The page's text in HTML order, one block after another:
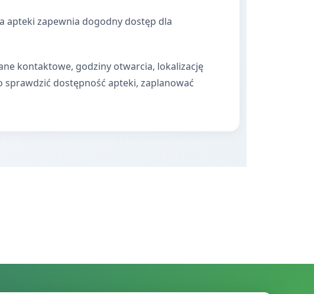
apteki zapewnia dogodny dostęp dla
kontaktowe, godziny otwarcia, lokalizację
dostępność apteki, zaplanować